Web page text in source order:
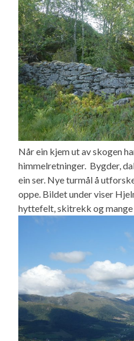
Når ein kjem ut av skogen
himmelretninger. Bygder,
ein ser. Nye turmål å
oppe. Bildet under viser
hyttefelt, skitrekk og